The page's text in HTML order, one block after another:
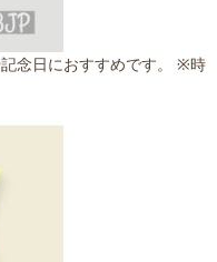
念日におすすめです。 ※時